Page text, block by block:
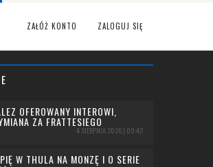
ZAŁÓŻ KONTO ZALOGUJ SIĘ
OFEROWANY INTEROWI,
ZA FRATTESIEGO
4 SIERPNIA 2026 | 09:42
W THULA NA MONZĘ I O SERIE